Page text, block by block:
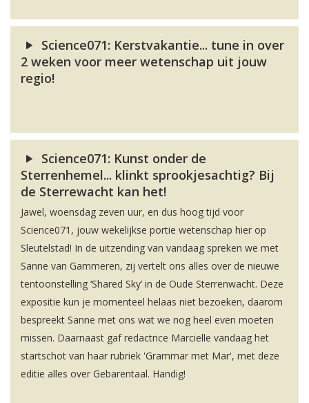
Science071: Kerstvakantie... tune in over
2 weken voor meer wetenschap uit jouw
regio!
Science071: Kunst onder de
Sterrenhemel... klinkt sprookjesachtig? Bij
de Sterrewacht kan het!
Jawel, woensdag zeven uur, en dus hoog tijd voor
Science071, jouw wekelijkse portie wetenschap hier op
Sleutelstad! In de uitzending van vandaag spreken we met
Sanne van Gammeren, zij vertelt ons alles over de nieuwe
tentoonstelling ‘Shared Sky’ in de Oude Sterrenwacht. Deze
expositie kun je momenteel helaas niet bezoeken, daarom
bespreekt Sanne met ons wat we nog heel even moeten
missen. Daarnaast gaf redactrice Marcielle vandaag het
startschot van haar rubriek 'Grammar met Mar', met deze
editie alles over Gebarentaal. Handig!